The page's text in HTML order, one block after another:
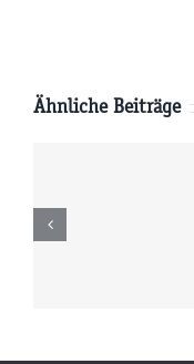
Ähnliche Beiträge